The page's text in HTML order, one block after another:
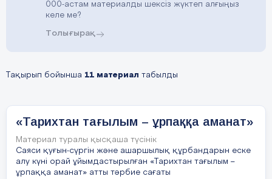
000-астам материалды шексіз жүктеп алғыңыз
келе ме?
Толығырақ
Тақырып бойынша 11 материал табылды
«Тарихтан тағылым – ұрпаққа аманат»
Материал туралы қысқаша түсінік
Саяси қуғын-сүргін және ашаршылық құрбандарын еске
алу күні орай ұйымдастырылған «Тарихтан тағылым –
ұрпаққа аманат» атты тәрбие сағаты